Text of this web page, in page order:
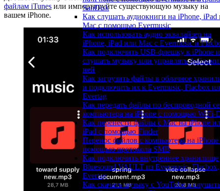
SanDisk
Как слушать аудиокниги на iPhone, iPad
Mac с помощью Evermusic
Как использовать аудио эквалайзер на
iPhone, iPad или Mac с Evermusic и
Как подключить USB-флешку к iPhone и
слушать музыку или управлять
ней
Как загрузить файлы в облачное
и подключить их к Evermusic, Flacbox
Evertag
Как передать файлы по беспроводной
компьютера на iPhone с помощью WiFi-
Как перенести файлы с Mac на iPhone
iPad с помощью Finder
Перенос файлов с компьютера на iPhone
помощью протокола SMB
Как подключить внутреннее хранилище
Bluesound VAULT из Evermusic, Flacbox,
Evertag
Как скачать музыку с YouTube и слушать
файлам iTunes или импортируйте существующую музыку на
вашем iPhone.